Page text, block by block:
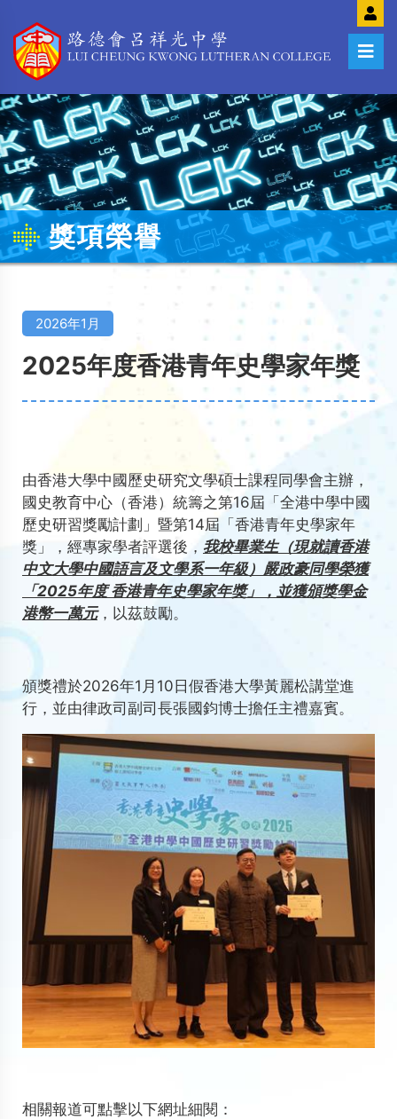
獎項榮譽
2026年1月
2025年度香港青年史學家年獎
由香港大學中國歷史研究文學碩士課程同學會主辦，
國史教育中心（香港）統籌之第16屆「全港中學中國
歷史研習獎勵計劃」暨第14屆「香港青年史學家年
獎」，經專家學者評選後， 我校畢業生（現就讀香港
中文大學中國語言及文學系一年級）嚴政豪同學榮獲
「2025年度 香港青年史學家年獎」，並獲頒獎學金
港幣一萬元，以茲鼓勵。
頒獎禮於2026年1月10日假香港大學黃麗松講堂進
行，並由律政司副司長張國鈞博士擔任主禮嘉賓。
相關報道可點擊以下網址細閱：